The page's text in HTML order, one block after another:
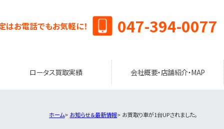
はお電話でもお気軽に！ 047-394-0077
ロータス買取実績 会社概要・店舗紹介・MAP
ホーム お知らせ＆最新情報 お買取り車が1台UPされました。